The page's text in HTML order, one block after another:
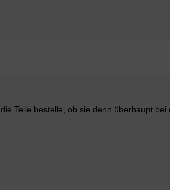
Teile bestelle, ob sie denn überhaupt